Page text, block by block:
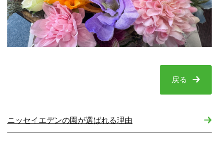
戻る
ニッセイエデンの園が選ばれる理由